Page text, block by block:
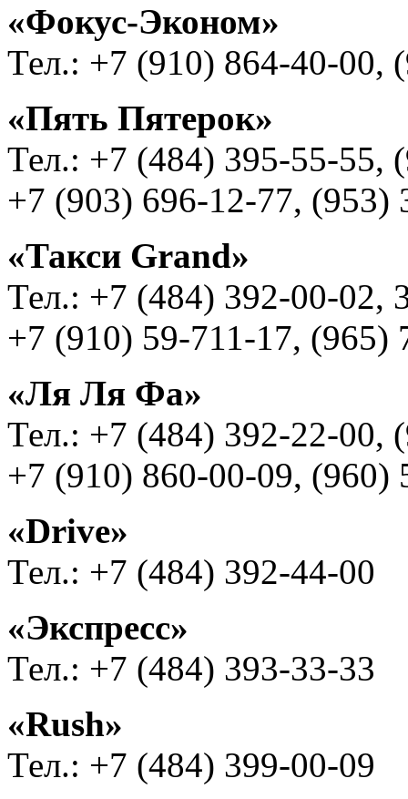
«Фокус-Эконом»
Тел.: +7 (910) 864-40-00,
«Пять Пятерок»
Тел.: +7 (484) 395-55-55,
+7 (903) 696-12-77, (953)
«Такси Grand»
Тел.: +7 (484) 392-00-02,
+7 (910) 59-711-17, (965)
«Ля Ля Фа»
Тел.: +7 (484) 392-22-00,
+7 (910) 860-00-09, (960)
«Drive»
Тел.: +7 (484) 392-44-00
«Экспресс»
Тел.: +7 (484) 393-33-33
«Rush»
Тел.: +7 (484) 399-00-09